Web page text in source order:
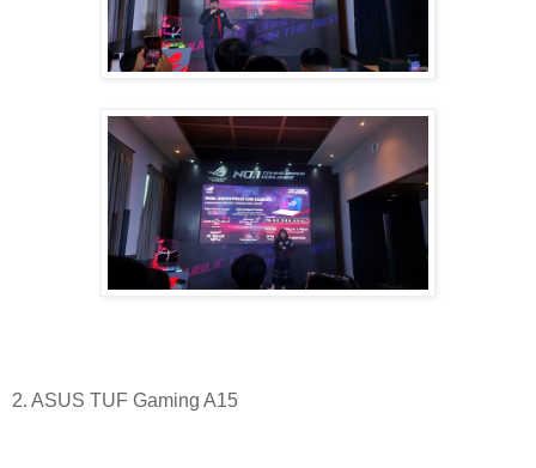
2. ASUS TUF Gaming A15